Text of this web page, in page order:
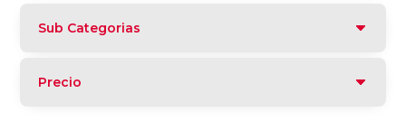
Sub Categorias
Precio